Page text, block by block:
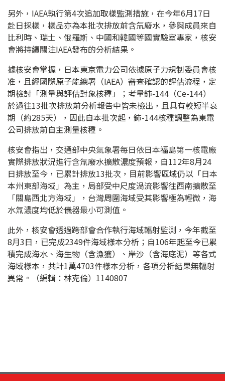
另外，IAEA執行第4次追加取樣監測措施，在今年6月17日
赴日採樣，樣品亦為本批次排放前含氚廢水，參與成員來自
比利時、瑞士、俄羅斯、中國和韓國等國實驗室專家，核安
會將持續關注IAEA發布的分析結果。
據核安會掌握，日本東京電力公司依據原子力規制委員會核
准，且經國際原子能總署（IAEA）審查確認的評估流程，定
期檢討「測量與評估對象核種」；考量鈰-144（Ce-144）
於過往13批次排放前分析報告中皆未檢出，且具有較短半衰
期（約285天），因此自本批次起，鈰-144核種調整為東電
公司排放前自主測量核種。
核安會指出，交通部中央氣象署每日依日本福島第一核電廠
實際排放狀況進行含氚廢水擴散濃度預報，自112年8月24
日排放至今，已累計排放13批次，目前影響區域仍以「日本
本州東部海域」為主，局部受中尺度渦流影響往西南擴散至
「關島西北方海域」，台灣周圍海域受其影響極為輕微，海
水氚濃度均低於儀器最小可測值。
此外，核安會透過跨部會合作執行海域輻射監測，今年截至
8月3日，已完成2349件海域樣本分析；自106年起至今已累
積完成海水、海生物（含漁獲）、岸沙（含海底泥）等各式
海域樣本，共計1萬4703件樣本分析，各項分析結果無輻射
異常。（編輯：林克倫）1140807